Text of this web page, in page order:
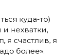
куда-то)
нехватки,
я счастлив, я
более».